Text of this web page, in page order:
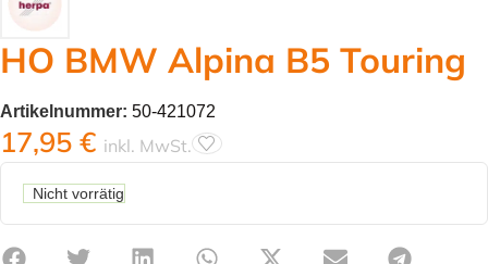
HO BMW Alpina B5 Touring
Artikelnummer: 50-421072
17,95 € inkl. MwSt.
Nicht vorrätig